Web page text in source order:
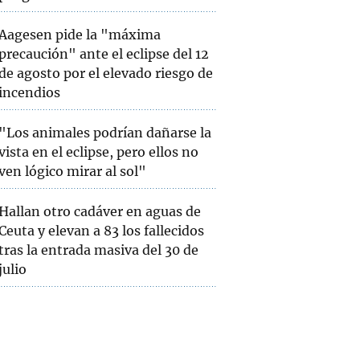
pide la "máxima
ante el eclipse del 12
agosto por el elevado riesgo de
"Los animales podrían dañarse la
en el eclipse, pero ellos no
lógico mirar al sol"
otro cadáver en aguas de
y elevan a 83 los fallecidos
la entrada masiva del 30 de